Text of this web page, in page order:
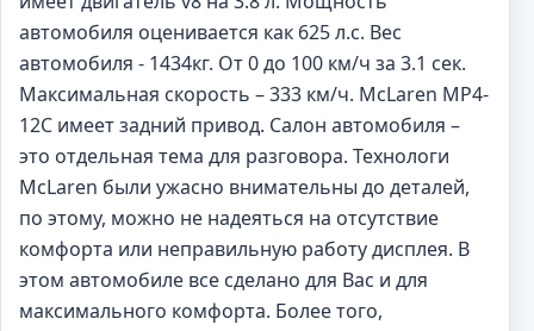
автомобиля оценивается как 625 л.с. Вес
автомобиля - 1434кг. От 0 до 100 км/ч за 3.1 сек.
Максимальная скорость – 333 км/ч. McLaren MP4-
12C имеет задний привод. Салон автомобиля –
это отдельная тема для разговора. Технологи
McLaren были ужасно внимательны до деталей,
по этому, можно не надеяться на отсутствие
комфорта или неправильную работу дисплея. В
этом автомобиле все сделано для Вас и для
максимального комфорта. Более того,